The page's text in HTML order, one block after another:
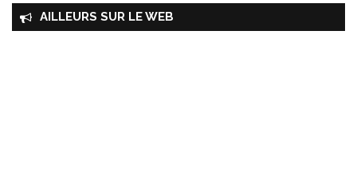
AILLEURS SUR LE WEB